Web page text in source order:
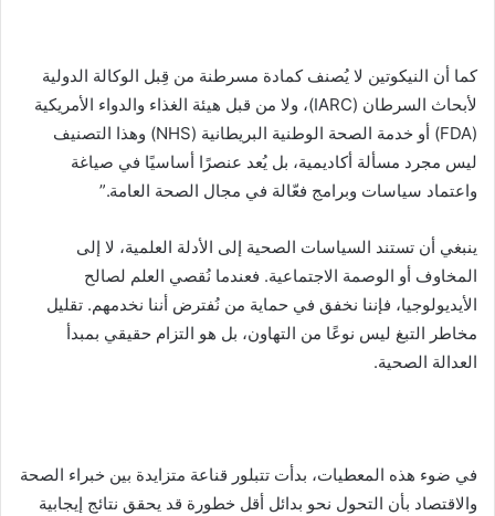
كما أن النيكوتين لا يُصنف كمادة مسرطنة من قِبل الوكالة الدولية
لأبحاث السرطان (IARC)، ولا من قبل هيئة الغذاء والدواء الأمريكية
(FDA) أو خدمة الصحة الوطنية البريطانية (NHS) وهذا التصنيف
ليس مجرد مسألة أكاديمية، بل يُعد عنصرًا أساسيًا في صياغة
واعتماد سياسات وبرامج فعّالة في مجال الصحة العامة.”
ينبغي أن تستند السياسات الصحية إلى الأدلة العلمية، لا إلى
المخاوف أو الوصمة الاجتماعية. فعندما نُقصي العلم لصالح
الأيديولوجيا، فإننا نخفق في حماية من نُفترض أننا نخدمهم. تقليل
مخاطر التبغ ليس نوعًا من التهاون، بل هو التزام حقيقي بمبدأ
العدالة الصحية.
في ضوء هذه المعطيات، بدأت تتبلور قناعة متزايدة بين خبراء الصحة
والاقتصاد بأن التحول نحو بدائل أقل خطورة قد يحقق نتائج إيجابية